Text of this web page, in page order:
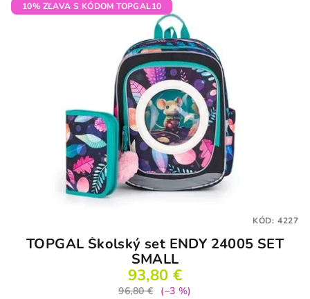
10% ZĽAVA S KÓDOM TOPGAL10
TOPGAL Školský set ENDY 24005 SET
SMALL
93,80 €
96,80 €
(–3 %)
KÓD: 4227